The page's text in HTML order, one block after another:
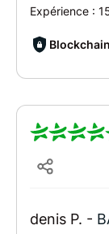
Expérience :
Blockchain
denis P. -